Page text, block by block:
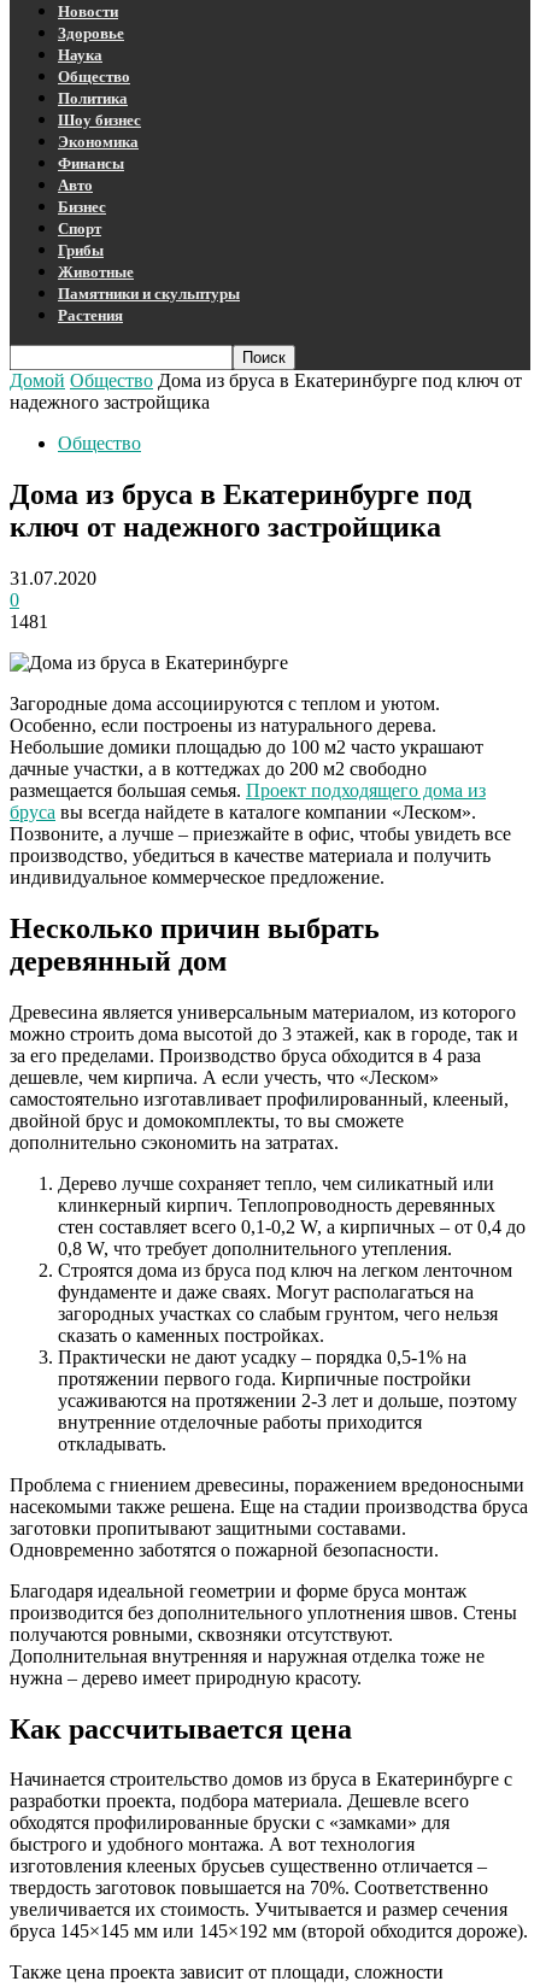
Новости
Здоровье
Наука
Общество
Политика
Шоу бизнес
Экономика
Финансы
Авто
Бизнес
Спорт
Грибы
Животные
Памятники и скульптуры
Растения
Домой Общество Дома из бруса в Екатеринбурге под ключ от
надежного застройщика
Общество
Дома из бруса в Екатеринбурге под
ключ от надежного застройщика
31.07.2020
0
1481
Загородные дома ассоциируются с теплом и уютом.
Особенно, если построены из натурального дерева.
Небольшие домики площадью до 100 м2 часто украшают
дачные участки, а в коттеджах до 200 м2 свободно
размещается большая семья. Проект подходящего дома из
бруса вы всегда найдете в каталоге компании «Леском».
Позвоните, а лучше – приезжайте в офис, чтобы увидеть все
производство, убедиться в качестве материала и получить
индивидуальное коммерческое предложение.
Несколько причин выбрать
деревянный дом
Древесина является универсальным материалом, из которого
можно строить дома высотой до 3 этажей, как в городе, так и
за его пределами. Производство бруса обходится в 4 раза
дешевле, чем кирпича. А если учесть, что «Леском»
самостоятельно изготавливает профилированный, клееный,
двойной брус и домокомплекты, то вы сможете
дополнительно сэкономить на затратах.
Дерево лучше сохраняет тепло, чем силикатный или
клинкерный кирпич. Теплопроводность деревянных
стен составляет всего 0,1-0,2 W, а кирпичных – от 0,4 до
0,8 W, что требует дополнительного утепления.
Строятся дома из бруса под ключ на легком ленточном
фундаменте и даже сваях. Могут располагаться на
загородных участках со слабым грунтом, чего нельзя
сказать о каменных постройках.
Практически не дают усадку – порядка 0,5-1% на
протяжении первого года. Кирпичные постройки
усаживаются на протяжении 2-3 лет и дольше, поэтому
внутренние отделочные работы приходится
откладывать.
Проблема с гниением древесины, поражением вредоносными
насекомыми также решена. Еще на стадии производства бруса
заготовки пропитывают защитными составами.
Одновременно заботятся о пожарной безопасности.
Благодаря идеальной геометрии и форме бруса монтаж
производится без дополнительного уплотнения швов. Стены
получаются ровными, сквозняки отсутствуют.
Дополнительная внутренняя и наружная отделка тоже не
нужна – дерево имеет природную красоту.
Как рассчитывается цена
Начинается строительство домов из бруса в Екатеринбурге с
разработки проекта, подбора материала. Дешевле всего
обходятся профилированные бруски с «замками» для
быстрого и удобного монтажа. А вот технология
изготовления клееных брусьев существенно отличается –
твердость заготовок повышается на 70%. Соответственно
увеличивается их стоимость. Учитывается и размер сечения
бруса 145×145 мм или 145×192 мм (второй обходится дороже).
Также цена проекта зависит от площади, сложности